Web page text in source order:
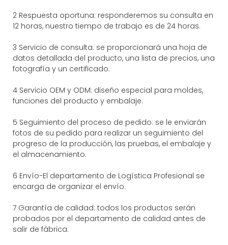
2 Respuesta oportuna: responderemos su consulta en
12 horas, nuestro tiempo de trabajo es de 24 horas.
3 Servicio de consulta: se proporcionará una hoja de
datos detallada del producto, una lista de precios, una
fotografía y un certificado.
4 Servicio OEM y ODM: diseño especial para moldes,
funciones del producto y embalaje.
5 Seguimiento del proceso de pedido: se le enviarán
fotos de su pedido para realizar un seguimiento del
progreso de la producción, las pruebas, el embalaje y
el almacenamiento.
6 Envío-El departamento de Logística Profesional se
encarga de organizar el envío.
7 Garantía de calidad: todos los productos serán
probados por el departamento de calidad antes de
salir de fábrica.